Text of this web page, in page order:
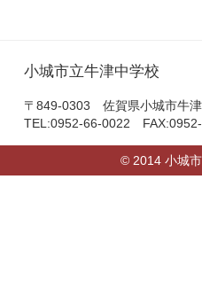
小城市立牛津中学校
〒849-0303 佐賀県小城市牛
TEL:0952-66-0022
© 2014 小城